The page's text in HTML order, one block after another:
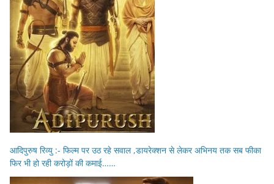
आदिपुरुष रिव्यु :- फिल्म पर उठ रहे सवाल ,डायरेक्शन से लेकर अभिनय तक सब फीका
फिर भी हो रही करोड़ों की कमाई……